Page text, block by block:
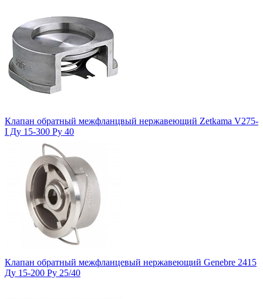
Клапан обратный межфланцвый нержавеющий Zetkama V275-
I Ду 15-300 Ру 40
Клапан обратный межфланцевый нержавеющий Genebre 2415
Ду 15-200 Ру 25/40